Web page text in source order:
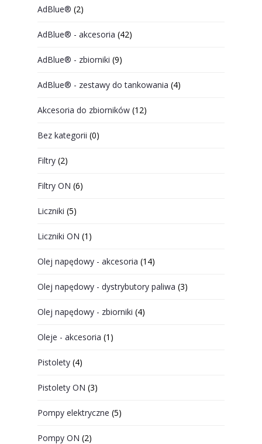
AdBlue® (2)
AdBlue® - akcesoria (42)
AdBlue® - zbiorniki (9)
AdBlue® - zestawy do tankowania (4)
Akcesoria do zbiorników (12)
Bez kategorii (0)
Filtry (2)
Filtry ON (6)
Liczniki (5)
Liczniki ON (1)
Olej napędowy - akcesoria (14)
Olej napędowy - dystrybutory paliwa (3)
Olej napędowy - zbiorniki (4)
Oleje - akcesoria (1)
Pistolety (4)
Pistolety ON (3)
Pompy elektryczne (5)
Pompy ON (2)